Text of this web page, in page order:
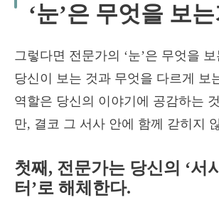
‘눈’은 무엇을 보
그렇다면 전문가의 ‘눈’은 무엇을
당신이 보는 것과 무엇을 다르게 보
역할은 당신의 이야기에 공감하는
만, 결코 그 서사 안에 함께 갇히지
첫째, 전문가는 당신의 ‘서
터’로 해체한다.